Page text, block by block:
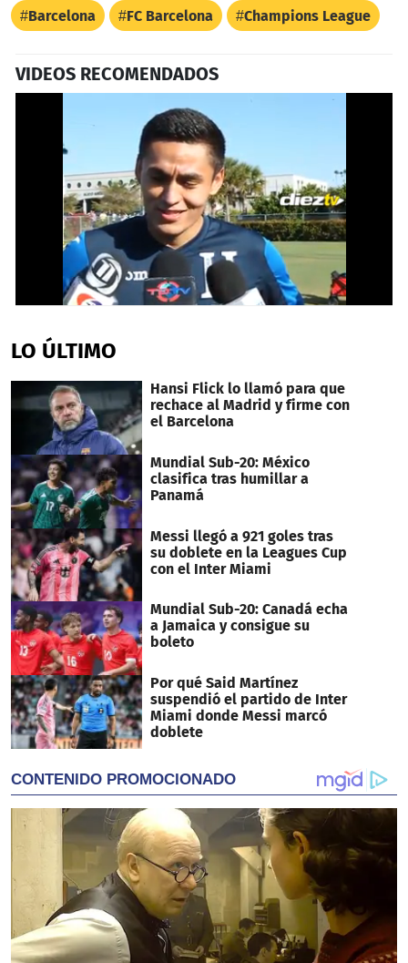
Barcelona FC Barcelona Champions League
VIDEOS RECOMENDADOS
of
1
4
seconds
LO ÚLTIMO
Hansi Flick lo llamó para que
rechace al Madrid y firme con
el Barcelona
Mundial Sub-20: México
clasifica tras humillar a
Panamá
Messi llegó a 921 goles tras
su doblete en la Leagues Cup
con el Inter Miami
Mundial Sub-20: Canadá echa
a Jamaica y consigue su
boleto
Por qué Said Martínez
suspendió el partido de Inter
Miami donde Messi marcó
doblete